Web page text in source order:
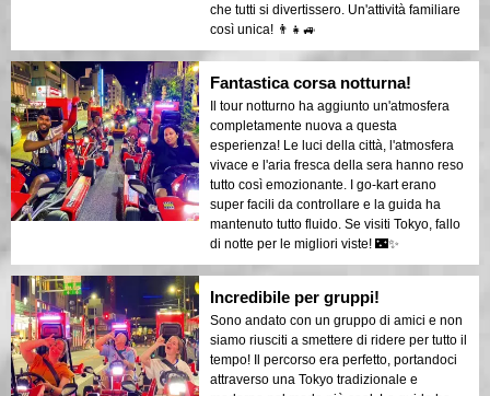
che tutti si divertissero. Un'attività familiare
così unica! 👨‍👧🚙
Fantastica corsa notturna!
Il tour notturno ha aggiunto un'atmosfera
completamente nuova a questa
esperienza! Le luci della città, l'atmosfera
vivace e l'aria fresca della sera hanno reso
tutto così emozionante. I go-kart erano
super facili da controllare e la guida ha
mantenuto tutto fluido. Se visiti Tokyo, fallo
di notte per le migliori viste! 🌃✨
Incredibile per gruppi!
Sono andato con un gruppo di amici e non
siamo riusciti a smettere di ridere per tutto il
tempo! Il percorso era perfetto, portandoci
attraverso una Tokyo tradizionale e